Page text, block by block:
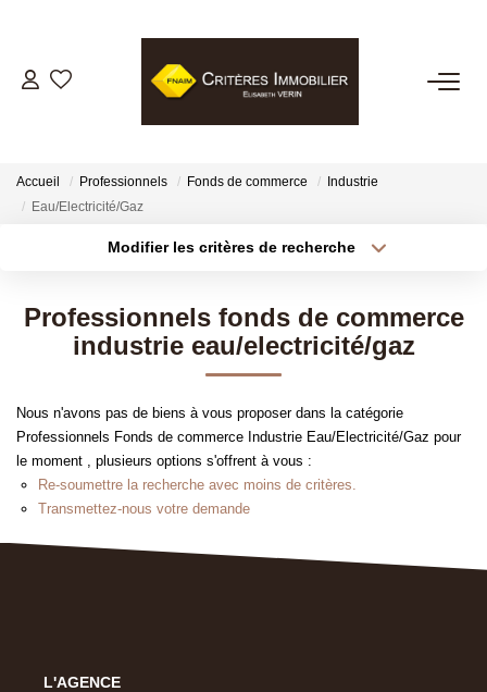
LOCATIONS
GESTION LOCATIVE
ESTIMATION
BIENS VENDUS
NOTRE AGENCE
Présentation
Notre Village
Accueil Professionnels Fonds de commerce
Industrie
Eau/Electricité/Gaz
Modifier les critères de recherche
Sélectionnez...
Type de bien
Surface min
Créer une alerte
Professionnels fonds de commerce
industrie eau/electricité/gaz
Nous n'avons pas de biens à vous proposer dans la catégorie
Professionnels Fonds de commerce Industrie Eau/Electricité/Gaz pour
le moment , plusieurs options s'offrent à vous :
Re-soumettre la recherche avec moins de critères.
Transmettez-nous votre demande
L'AGENCE